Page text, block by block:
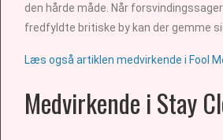
den hårde måde. Når
fredfyldte britiske by kan der gemme
Læs også artiklen medvirkende i Fool
Medvirkende i Stay